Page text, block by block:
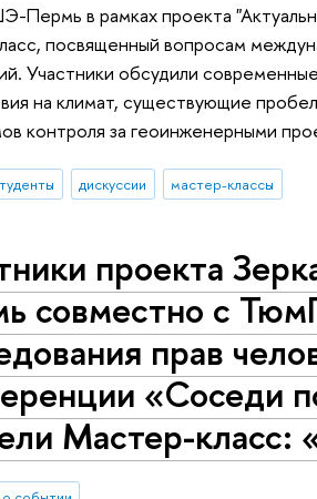
Пермь в рамках проекта
посвященный вопросам
Участники обсудили
на климат, существующие
контроля за геоинженерными
дискуссии мастер-классы
проекта
совместно с
прав
«Соседи
Мастер-класс: